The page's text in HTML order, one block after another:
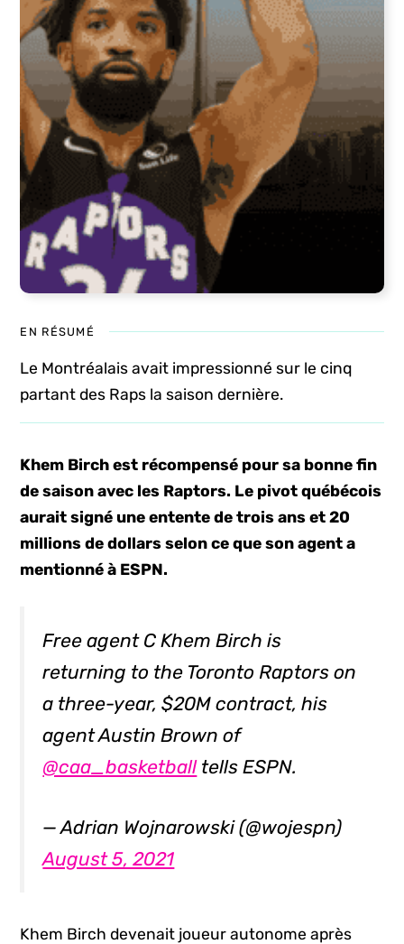
EN RÉSUMÉ
Le Montréalais avait impressionné sur le cinq
partant des Raps la saison dernière.
Khem Birch est récompensé pour sa bonne fin
de saison avec les Raptors. Le pivot québécois
aurait signé une entente de trois ans et 20
millions de dollars selon ce que son agent a
mentionné à ESPN.
Free agent C Khem Birch is
returning to the Toronto Raptors on
a three-year, $20M contract, his
agent Austin Brown of
@caa_basketballtells ESPN.
— Adrian Wojnarowski (@wojespn)
August 5, 2021
Khem Birch devenait joueur autonome après